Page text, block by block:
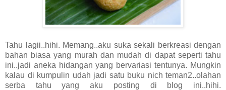
Tahu lagii..hihi. Memang..aku suka sekali berkreasi dengan
bahan biasa yang murah dan mudah di dapat seperti tahu
ini..jadi aneka hidangan yang bervariasi tentunya. Mungkin
kalau di kumpulin udah jadi satu buku nich teman2..olahan
serba tahu yang aku posting di blog ini..hihi.